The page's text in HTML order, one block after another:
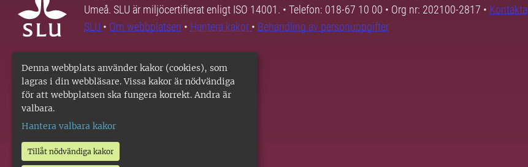
Denna webbplats använder kakor (cookies), som
lagras i din webbläsare. Vissa kakor är nödvändiga
för att webbplatsen ska fungera korrekt. Andra är
valbara.
Hantera valbara kakor
Tillåt nödvändiga kakor
Umeå. SLU är miljöcertifierat enligt ISO 14001. • Telefon: 018-67 10 00 • Org nr: 202100-2817 • Kontakta
SLU • Om webbplatsen • Hantera kakor • Behandling av personuppgifter